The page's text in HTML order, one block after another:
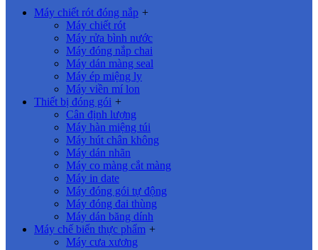
Máy chiết rót đóng nắp +
Máy chiết rót
Máy rửa bình nước
Máy đóng nắp chai
Máy dán màng seal
Máy ép miệng ly
Máy viền mí lon
Thiết bị đóng gói +
Cân định lượng
Máy hàn miệng túi
Máy hút chân không
Máy dán nhãn
Máy co màng cắt màng
Máy in date
Máy đóng gói tự động
Máy đóng đai thùng
Máy dán băng dính
Máy chế biến thực phẩm +
Máy cưa xương